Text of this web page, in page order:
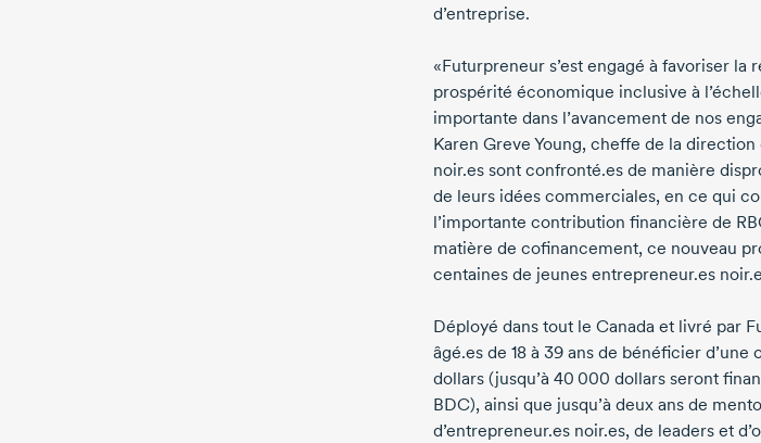
d’entreprise.
«Futurpreneur s’est engagé à favoriser
prospérité économique inclusive à
importante dans l’avancement de nos
Karen Greve Young, cheffe de la direction
noir.es sont confronté.es de manière
de leurs idées commerciales, en ce qui
l’importante contribution financière de
matière de cofinancement, ce nouveau
centaines de jeunes entrepreneur.es
Déployé dans tout le Canada et livré par
âgé.es de 18 à 39 ans de bénéficier d’une
dollars (jusqu’à 40 000 dollars seront
BDC), ainsi que jusqu’à deux ans de
d’entrepreneur.es noir.es, de leaders et